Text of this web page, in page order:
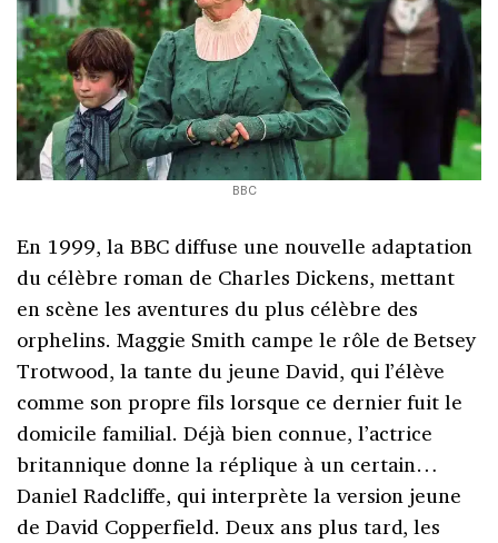
BBC
En 1999, la BBC diffuse une nouvelle adaptation
du célèbre roman de Charles Dickens, mettant
en scène les aventures du plus célèbre des
orphelins. Maggie Smith campe le rôle de Betsey
Trotwood, la tante du jeune David, qui l’élève
comme son propre fils lorsque ce dernier fuit le
domicile familial. Déjà bien connue, l’actrice
britannique donne la réplique à un certain…
Daniel Radcliffe, qui interprète la version jeune
de David Copperfield. Deux ans plus tard, les